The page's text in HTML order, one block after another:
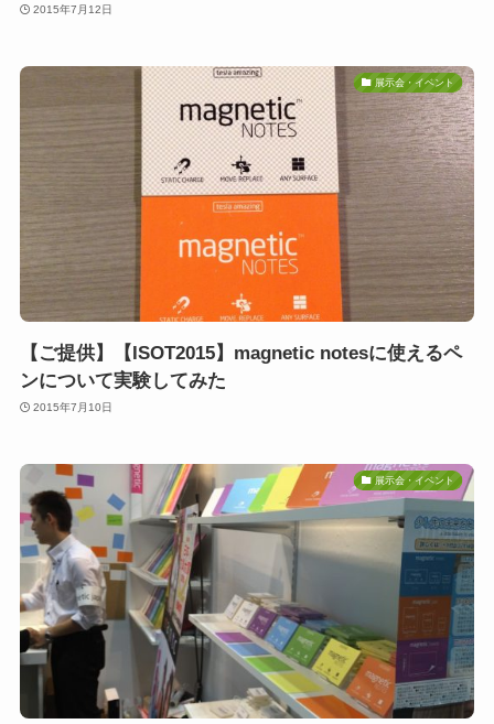
2015年7月12日
展示会・イベント
【ご提供】【ISOT2015】magnetic notesに使えるペ
ンについて実験してみた
2015年7月10日
展示会・イベント